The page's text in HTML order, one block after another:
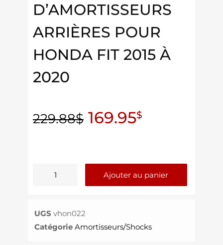
D’AMORTISSEURS
ARRIÈRES POUR
HONDA FIT 2015 À
2020
229.88$ 169.95$
Ajouter au panier
UGSvhon022
Catégorie Amortisseurs/Shocks